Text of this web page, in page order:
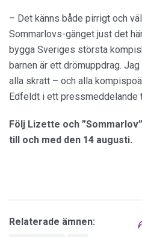
– Det känns både pirrigt och
Sommarlovs-gänget just det
bygga Sveriges största
barnen är ett drömuppdrag.
alla skratt – och alla
Edfeldt i ett pressmeddelande
Följ Lizette och
till och med den 14 augusti.
Relaterade ämnen: